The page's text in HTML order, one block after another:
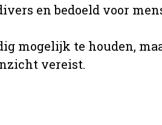
en bedoeld voor
mogelijk te houden,
vereist.